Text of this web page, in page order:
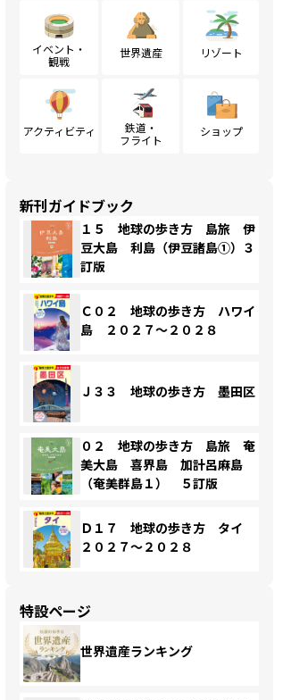
イベント・
観戦
世界遺産 リゾート
アクティビティ
鉄道・
フライト
ショップ
新刊ガイドブック
１５ 地球の歩き方 島旅 伊
豆大島 利島（伊豆諸島①）３
訂版
Ｃ０２ 地球の歩き方 ハワイ
島 ２０２７～２０２８
Ｊ３３ 地球の歩き方 墨田区
０２ 地球の歩き方 島旅 奄
美大島 喜界島 加計呂麻島
（奄美群島１） ５訂版
Ｄ１７ 地球の歩き方 タイ
２０２７～２０２８
特設ページ
世界遺産ランキング